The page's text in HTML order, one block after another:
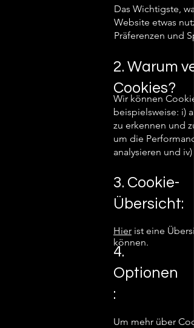
Das Wichtigste,
Website etwas
Präferenzen und
2. Warum
Cookies?
Wir können
beispielsweise: i)
zu erkennen und
um die
analysieren und
3. Cookie-
Übersicht:
Hier ist eine
können.
4.
Optionen
:
Um mehr über